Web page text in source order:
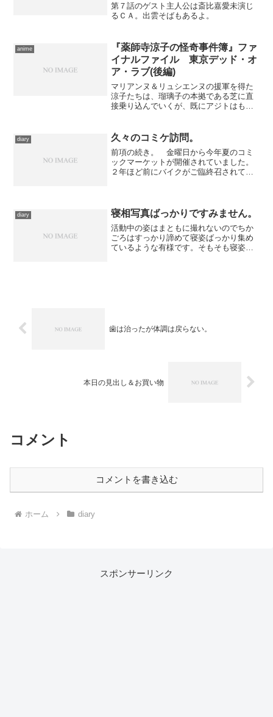
第７話のゲスト主人公は斎比嘉愛未演じ
るＣＡ。出雲そばもあるよ。
anime
『薬師寺涼子の怪奇事件簿』ファ
イナルファイル 東京デッド・オ
ア・ラブ(後編)
マリアンヌ＆リュシエンヌの援軍を得た
涼子たちは、瑠璃子の本拠である芝に直
接乗り込んでいくが、既にアジトはもぬ
――！ ……こういう原作つきのアニメ
で、語られていないストーリ...
diary 久々のコミケ訪問。
前項の続き。 金曜日から今年夏のコミ
ックマーケットが開催されていました。
２年ほど前にバイクがご臨終召されて以
が、今年は意を決して出かけて...
diary 寝相写真ばっかりですみません。
活動中の姿はまともに撮れないのでちか
ごろはすっかり諦めて寝姿ばっかり集め
ているような有様です。そもそも寝姿が
歯は治ったが体調は戻らない。
本日の見出し＆お買い物
コメント
コメントを書き込む
ホーム diary
スポンサーリンク